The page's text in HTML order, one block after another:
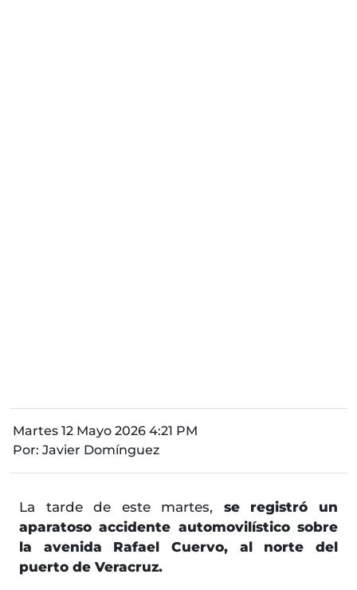
Martes 12 Mayo 2026 4:21 PM
Por: Javier Domínguez
La tarde de este martes, se registró un
aparatoso accidente automovilístico sobre
la avenida Rafael Cuervo, al norte del
puerto de Veracruz.